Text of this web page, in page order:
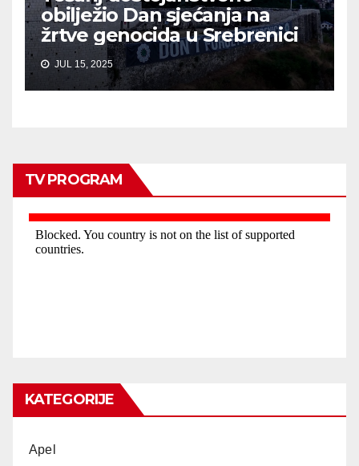
obilježio Dan sjećanja na
žrtve genocida u Srebrenici
JUL 15, 2025
TV PROGRAM
KATEGORIJE
Apel